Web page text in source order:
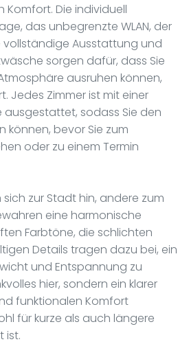
Die individuell
das unbegrenzte WLAN, der
vollständige Ausstattung und
sorgen dafür, dass Sie
ausruhen können,
Jedes Zimmer ist mit einer
ausgestattet, sodass Sie den
können, bevor Sie zum
oder zu einem Termin
zur Stadt hin, andere zum
eine harmonische
Farbtöne, die schlichten
Details tragen dazu bei, ein
und Entspannung zu
hier, sondern ein klarer
funktionalen Komfort
für kurze als auch längere
ist.